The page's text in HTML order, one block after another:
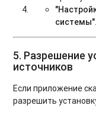
системы".
5. Разрешение
источников
Если приложение
разрешить